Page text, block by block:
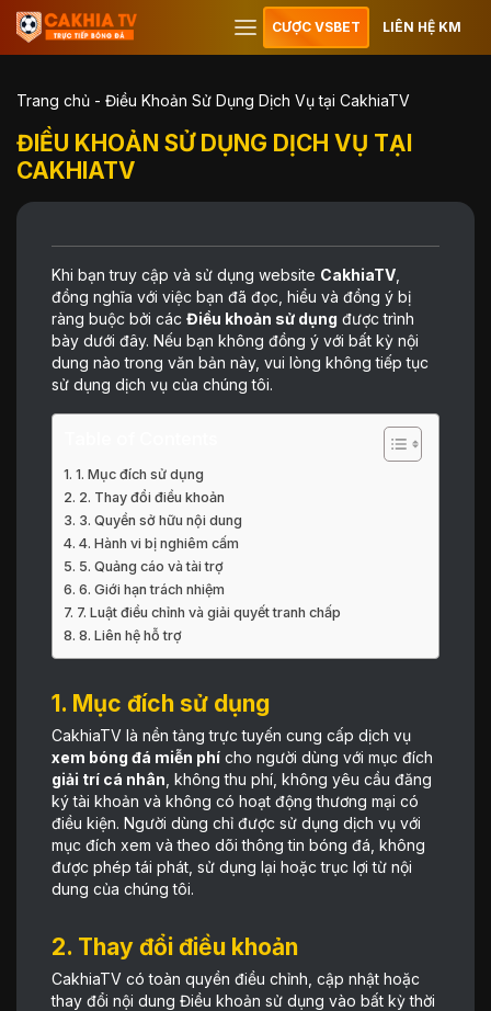
CƯỢC VSBET LIÊN HỆ KM
Trang chủ - Điều Khoản Sử Dụng Dịch Vụ tại CakhiaTV
ĐIỀU KHOẢN SỬ DỤNG DỊCH VỤ TẠI
CAKHIATV
Khi bạn truy cập và sử dụng website CakhiaTV
đồng nghĩa với việc bạn đã đọc, hiểu và đồng ý bị
ràng buộc bởi các Điều khoản sử dụng được trình
bày dưới đây. Nếu bạn không đồng ý với bất kỳ nội
dung nào trong văn bản này, vui lòng không tiếp tục
sử dụng dịch vụ của chúng tôi.
1. Mục đích sử dụng
2. Thay đổi điều khoản
3. Quyền sở hữu nội dung
4. Hành vi bị nghiêm cấm
5. Quảng cáo và tài trợ
6. Giới hạn trách nhiệm
7. Luật điều chỉnh và giải quyết tranh chấp
8. Liên hệ hỗ trợ
1. Mục đích sử dụng
CakhiaTV là nền tảng trực tuyến cung cấp dịch vụ
xem bóng đá miễn phí cho người dùng với mục đích
giải trí cá nhân , không thu phí, không yêu cầu đăng
ký tài khoản và không có hoạt động thương mại có
điều kiện. Người dùng chỉ được sử dụng dịch vụ với
mục đích xem và theo dõi thông tin bóng đá, không
được phép tái phát, sử dụng lại hoặc trục lợi từ nội
dung của chúng tôi.
2. Thay đổi điều khoản
CakhiaTV có toàn quyền điều chỉnh, cập nhật hoặc
thay đổi nội dung Điều khoản sử dụng vào bất kỳ thời